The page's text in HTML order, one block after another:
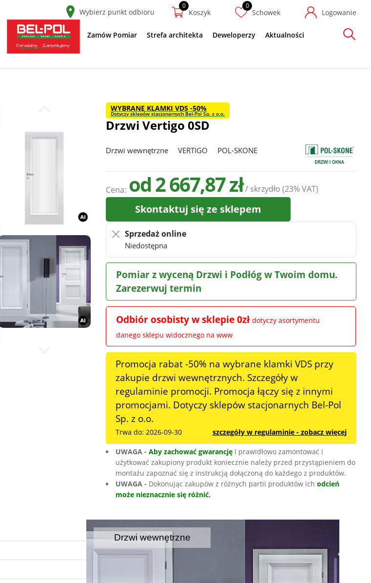
Wybierz punkt odbioru Koszyk Schowek Logowanie
Zamów Pomiar Strefa architekta Deweloperzy Aktualności
Szukaj
WYBRANE KLAMKI VDS -50%
Dotyczy sklepów stacjonarnych Bel-Pol Sp. z o.o.
Drzwi Vertigo 0SD
Drzwi wewnętrzne VERTIGO POL-SKONE
Cena: od 2 667,87 zł/ skrzydło(23% VAT)
Skontaktuj się ze sklepem
Sprzedaż online
Niedostępna
Pomiar z wyceną Drzwi i Podłóg w Twoim domu.
Zarezerwuj termin
Odbiór osobisty w sklepie 0złdotyczy asortymentu
danego sklepu widocznego na www
Promocja rabat -50% na wybrane klamki VDS przy
zakupie drzwi wewnętrznych. Szczegóły w
regulaminie promocji. Promocja łączy się z innymi
promocjami. Dotyczy sklepów stacjonarnych Bel-Pol
Sp. z o.o.
Trwa do: 2026-09-30 szczegóły w regulaminie - zobacz więcej
UWAGA -Aby zachować gwarancję i prawidłowo zamontować i
użytkować zakupiony produkt koniecznie należy przed przystąpieniem do
montażu zapoznać się z instrukcją dołączoną do każdego z produktów.
UWAGA - Dokonując zakupów z różnych partii produktów ichodcień
może nieznacznie się różnić.
Drzwi wewnętrzne